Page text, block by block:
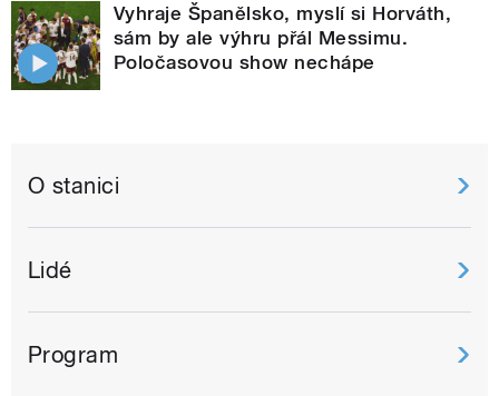
Vyhraje Španělsko, myslí si Horváth,
sám by ale výhru přál Messimu.
Poločasovou show nechápe
O stanici
Lidé
Program